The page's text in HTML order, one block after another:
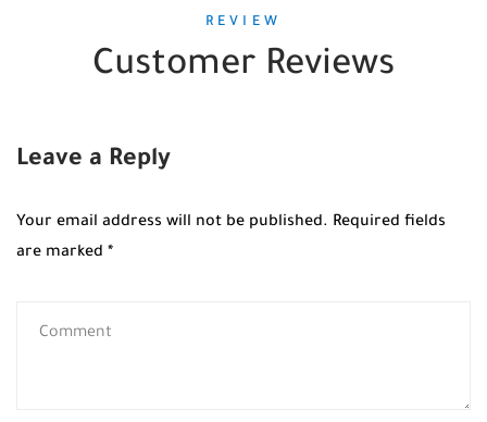
REVIEW
Customer Reviews
Leave a Reply
Your email address will not be published. Required fields
are marked *